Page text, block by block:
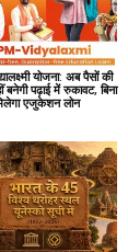
योजना: अब पैसों की
बनेगी पढ़ाई में रुकावट, बिना
एजुकेशन लोन